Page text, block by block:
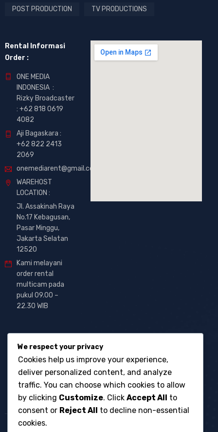
POST PRODUCTION TV PRODUCTIONS
Rental Informasi
Order :
ONE MEDIA
INDONESIA :
Rizky Broadcaster
: +62 818 0619
4082
Aji Bagaskara :
+62 822 2413
2069
onemediarent@gmail.com
WAREHOST
LOCATION :
Jl. Assakinah Raya
No.17 Kebagusan,
Pasar Minggu,
Jakarta Selatan
12520
Kami melayani
order rental
multicam pada
pukul 09.00 –
22.30 WIB
We respect your privacy
Cookies help us improve your experience,
deliver personalized content, and analyze
traffic. You can choose which cookies to allow
by clicking Customize. Click Accept All
to
consent or Reject All
to decline non-essential
cookies.